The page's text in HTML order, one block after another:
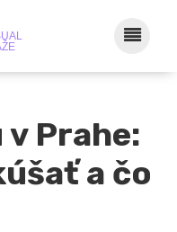
v Prahe:
a čo